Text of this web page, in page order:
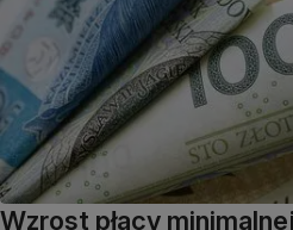
Wzrost płacy